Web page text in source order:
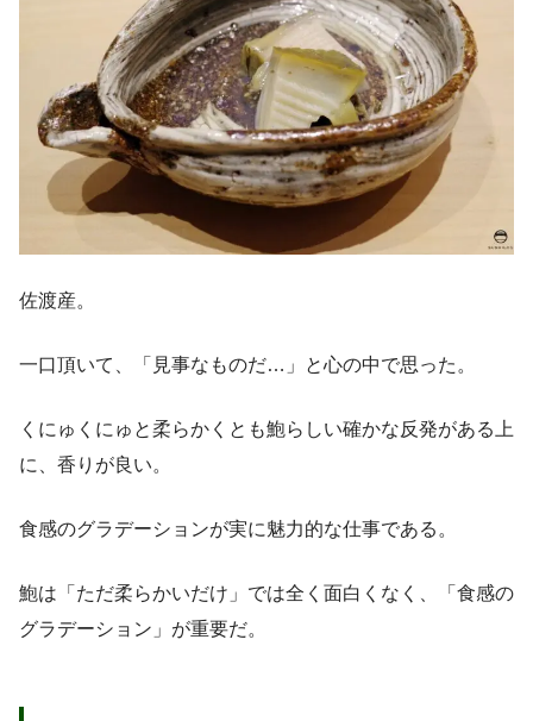
佐渡産。
一口頂いて、「見事なものだ…」と心の中で思った。
くにゅくにゅと柔らかくとも鮑らしい確かな反発がある上
に、香りが良い。
食感のグラデーションが実に魅力的な仕事である。
鮑は「ただ柔らかいだけ」では全く面白くなく、「食感の
グラデーション」が重要だ。